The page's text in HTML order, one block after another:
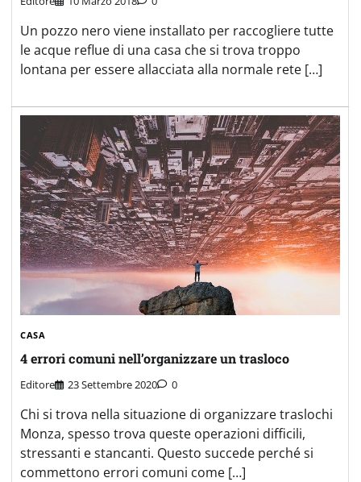
Un pozzo nero viene installato per raccogliere tutte
le acque reflue di una casa che si trova troppo
lontana per essere allacciata alla normale rete […]
CASA
4 errori comuni nell’organizzare un trasloco
Editore 23 Settembre 2020 0
Chi si trova nella situazione di organizzare traslochi
Monza, spesso trova queste operazioni difficili,
stressanti e stancanti. Questo succede perché si
commettono errori comuni come […]